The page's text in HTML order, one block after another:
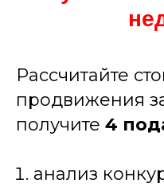
Рассчитайте
продвижения
получите 4
анализ